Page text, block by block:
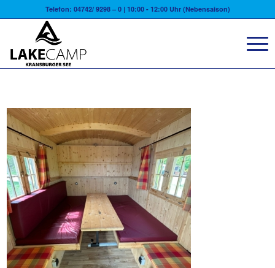
Telefon: 04742/ 9298 – 0 | 10:00 - 12:00 Uhr (Nebensaison)